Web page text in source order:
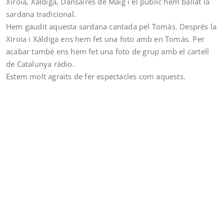
sardana tradicional.
Hem gaudit aquesta sardana cantada pel Tomàs. Després la
Xiroia i Xàldiga ens hem fet una foto amb en Tomàs. Per
acabar també ens hem fet una foto de grup amb el cartell
de Catalunya ràdio.
Estem molt agraïts de fer espectacles com aquests.